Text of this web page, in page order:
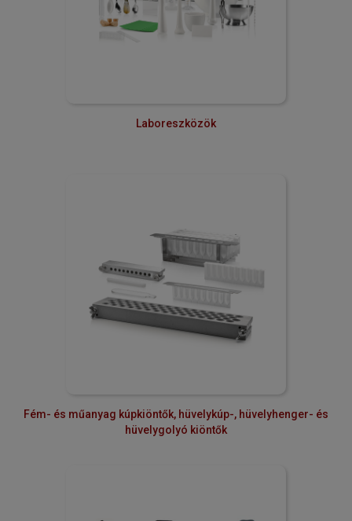
Laboreszközök
Fém- és műanyag kúpkiöntők, hüvelykúp-, hüvelyhenger- és
hüvelygolyó kiöntők